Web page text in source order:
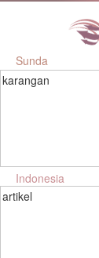
Sunda
karangan
Indonesia
artikel